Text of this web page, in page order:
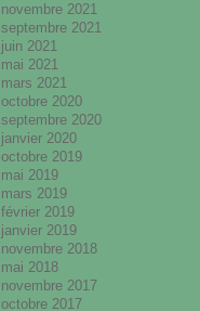
novembre 2021
septembre 2021
juin 2021
mai 2021
mars 2021
octobre 2020
septembre 2020
janvier 2020
octobre 2019
mai 2019
mars 2019
février 2019
janvier 2019
novembre 2018
mai 2018
novembre 2017
octobre 2017